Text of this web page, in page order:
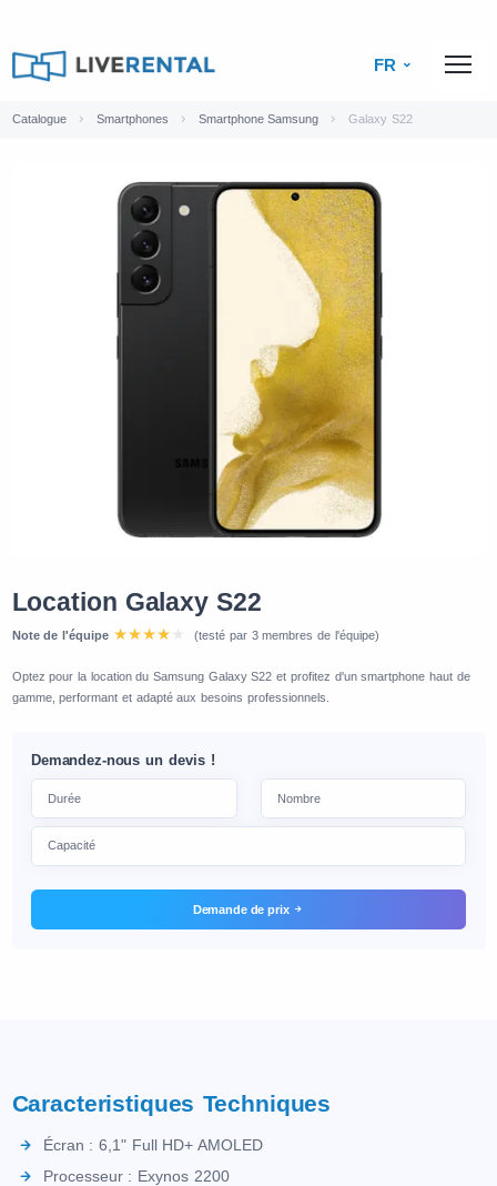
FR
Catalogue Smartphones Smartphone Samsung Galaxy S22
Location Galaxy S22
Note de l'équipe (testé par 3 membres de l'équipe)
Optez pour la location du Samsung Galaxy S22 et profitez d'un smartphone haut de
gamme, performant et adapté aux besoins professionnels.
Demandez-nous un devis !
Demande de prix
Caracteristiques Techniques
Écran : 6,1" Full HD+ AMOLED
Processeur : Exynos 2200